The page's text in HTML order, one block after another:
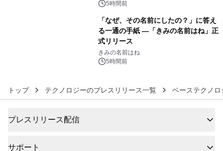
ルアートブック』の発売決定！ 2026
5時間前
「なぜ、その名前にしたの？」に答え
る一通の手紙 ―「きみの名前はね」正
式リリース
きみの名前はね
5時間前
トップ テクノロジーのプレスリリース一覧 ベーステクノ
プレスリリース配信
サポート